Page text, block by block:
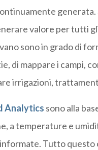
valore per tutti
sono in grado di
di mappare i campi,
irrigazioni,
Analytics sono alla
a temperature e
Tutto